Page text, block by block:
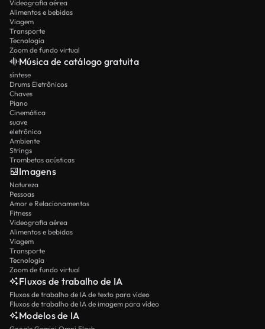
Videografia aérea
Alimentos e bebidas
Viagem
Transporte
Tecnologia
Zoom de fundo virtual
Música de catálogo gratuita
síntese
Drums Eletrônicos
Chaves
Piano
Cinemática
suave
eletrônico
Ambiente
Strings
Trombetas acústicas
Imagens
Natureza
Pessoas
Amor e Relacionamentos
Fitness
Videografia aérea
Alimentos e bebidas
Viagem
Transporte
Tecnologia
Zoom de fundo virtual
Fluxos de trabalho de IA
Fluxos de trabalho de IA de texto para vídeo
Fluxos de trabalho de IA de imagem para vídeo
Modelos de IA